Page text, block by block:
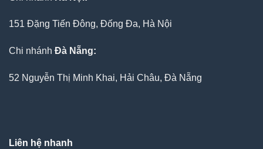
151 Đặng Tiến Đông, Đống Đa, Hà Nội
Chi nhánh Đà Nẵng:
52 Nguyễn Thị Minh Khai, Hải Châu, Đà Nẵng
Liên hệ nhanh